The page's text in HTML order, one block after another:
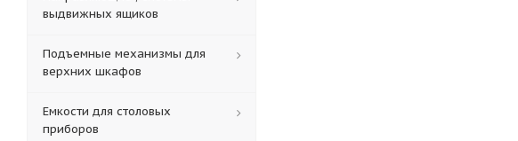
выдвижных ящиков
Подъемные механизмы для
верхних шкафов
Емкости для столовых
приборов